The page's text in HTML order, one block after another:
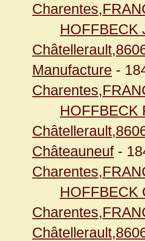
HOFFBECK
Manufacture -
HOFFBECK
Châteauneuf -
HOFFBECK